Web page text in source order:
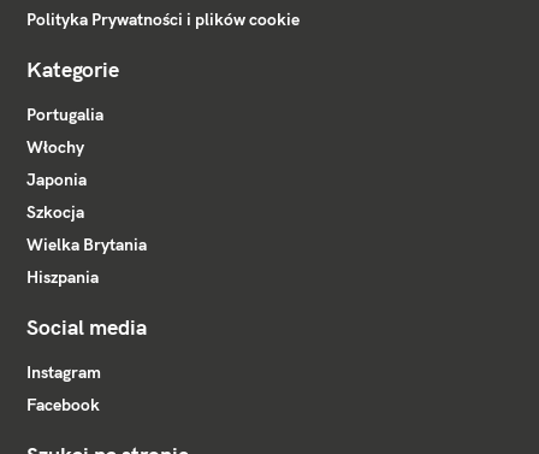
Polityka Prywatności i plików cookie
Kategorie
Portugalia
Włochy
Japonia
Szkocja
Wielka Brytania
Hiszpania
Social media
Instagram
Facebook